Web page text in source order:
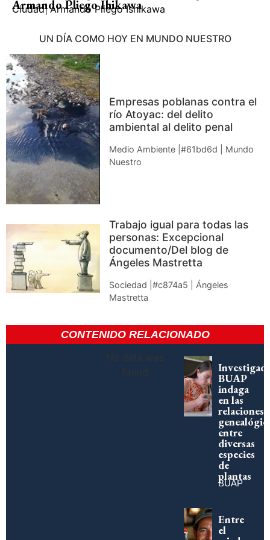
Armando Pliego Ihikawa
Ciudad| Armando Pliego Ishikawa
UN DÍA COMO HOY EN MUNDO NUESTRO
Empresas poblanas contra el
río Atoyac: del delito
ambiental al delito penal
Medio Ambiente |#61bd6d | Mundo
Nuestro
Trabajo igual para todas las
personas: Excepcional
documento/Del blog de
Ángeles Mastretta
Sociedad |#c874a5 | Ángeles
Mastretta
CONTENIDO RELACIONADO
No data was
found
BUAP
indaga
en las
relaciones
entre
diversas
especies
de
plantas
BUAP
Entre
el